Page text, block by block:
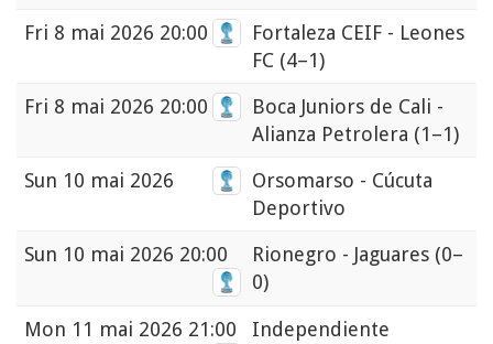
Fri 8 mai 2026 20:00
Fortaleza CEIF - Leones
FC (4–1)
Fri 8 mai 2026 20:00
Boca Juniors de Cali -
Alianza Petrolera (1–1)
Sun 10 mai 2026
Orsomarso - Cúcuta
Deportivo
Sun 10 mai 2026 20:00 Rionegro - Jaguares (0–
0)
Mon 11 mai 2026 21:00 Independiente